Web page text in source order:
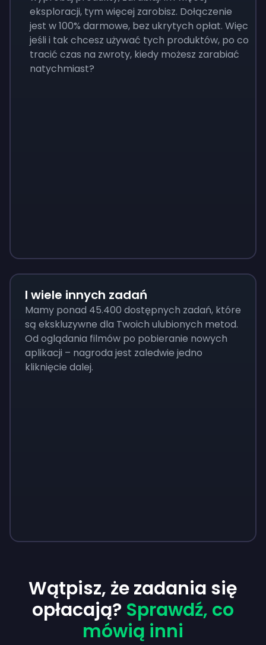
eksploracji, tym więcej zarobisz. Dołączenie
jest w 100% darmowe, bez ukrytych opłat. Więc
jeśli i tak chcesz używać tych produktów, po co
tracić czas na zwroty, kiedy możesz zarabiać
natychmiast?
I wiele innych zadań
Mamy ponad 45.400 dostępnych zadań, które
są ekskluzywne dla Twoich ulubionych metod.
Od oglądania filmów po pobieranie nowych
aplikacji – nagroda jest zaledwie jedno
kliknięcie dalej.
Wątpisz, że zadania się
opłacają? Sprawdź, co
mówią inni